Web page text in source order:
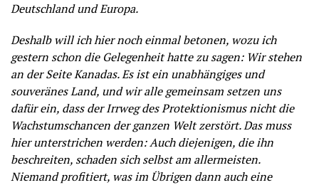
Deutschland und Europa.
Deshalb will ich hier noch einmal betonen, wozu ich
gestern schon die Gelegenheit hatte zu sagen: Wir stehen
an der Seite Kanadas. Es ist ein unabhängiges und
souveränes Land, und wir alle gemeinsam setzen uns
dafür ein, dass der Irrweg des Protektionismus nicht die
Wachstumschancen der ganzen Welt zerstört. Das muss
hier unterstrichen werden: Auch diejenigen, die ihn
beschreiten, schaden sich selbst am allermeisten.
Niemand profitiert, was im Übrigen dann auch eine